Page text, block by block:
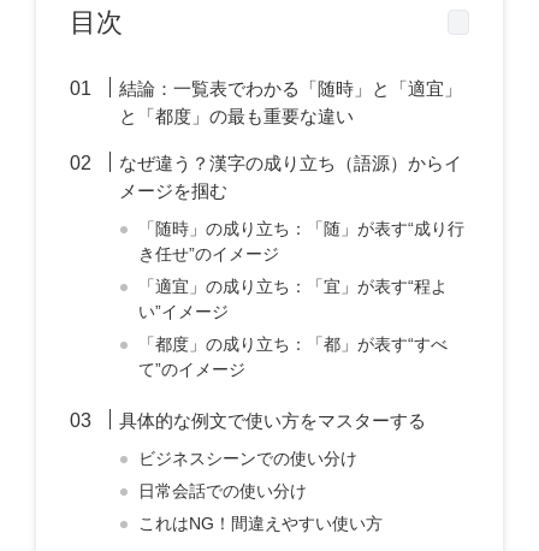
目次
結論：一覧表でわかる「随時」と「適宜」
と「都度」の最も重要な違い
なぜ違う？漢字の成り立ち（語源）からイ
メージを掴む
「随時」の成り立ち：「随」が表す“成り行
き任せ”のイメージ
「適宜」の成り立ち：「宜」が表す“程よ
い”イメージ
「都度」の成り立ち：「都」が表す“すべ
て”のイメージ
具体的な例文で使い方をマスターする
ビジネスシーンでの使い分け
日常会話での使い分け
これはNG！間違えやすい使い方